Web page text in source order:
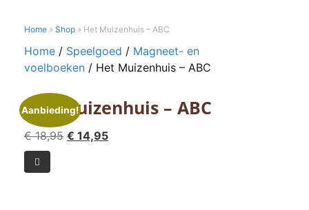
Home » Shop » Het Muizenhuis – ABC
Home / Speelgoed / Magneet- en
voelboeken / Het Muizenhuis – ABC
Aanbieding!
Het Muizenhuis – ABC
€18,95 Oorspronkelijke
€ 14,95Huidige
Het
Muizenhuis
